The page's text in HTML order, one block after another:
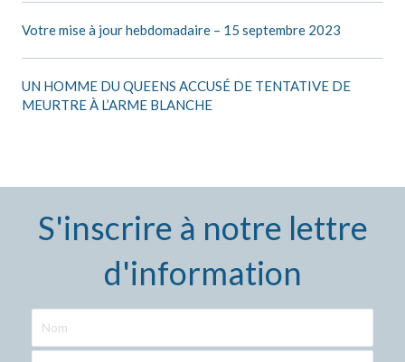
Votre mise à jour hebdomadaire – 15 septembre 2023
UN HOMME DU QUEENS ACCUSÉ DE TENTATIVE DE
MEURTRE À L’ARME BLANCHE
S'inscrire à notre lettre
d'information